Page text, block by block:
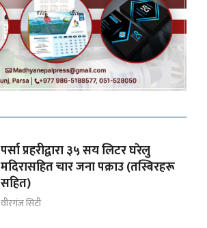
पर्सा प्रहरीद्वारा ३५ सय लिटर घरेलु
मदिरासहित चार जना पक्राउ (तस्बिरहरू
सहित)
वीरगंज सिटी